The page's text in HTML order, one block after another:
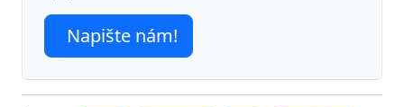
Napište nám!